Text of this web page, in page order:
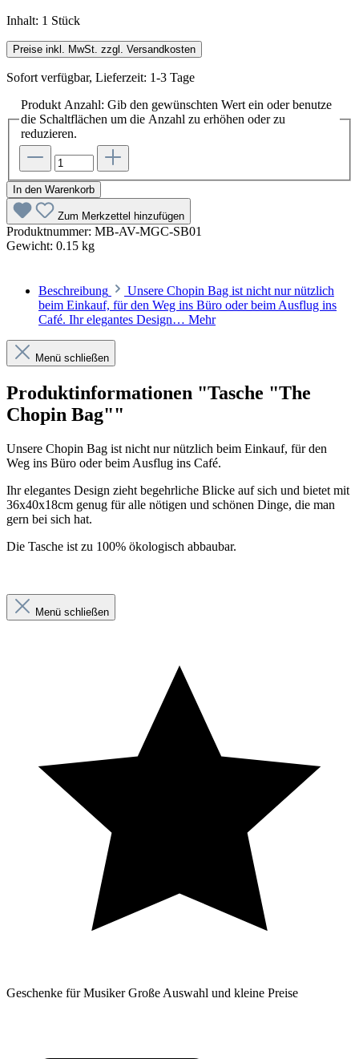
Inhalt: 1 Stück
Preise inkl. MwSt. zzgl. Versandkosten
Sofort verfügbar, Lieferzeit: 1-3 Tage
Produkt Anzahl: Gib den gewünschten Wert ein oder benutze
die Schaltflächen um die Anzahl zu erhöhen oder zu
reduzieren.
In den Warenkorb
Zum Merkzettel hinzufügen
Produktnummer: MB-AV-MGC-SB01
Gewicht: 0.15 kg
Beschreibung
Unsere Chopin Bag ist nicht nur nützlich
beim Einkauf, für den Weg ins Büro oder beim Ausflug ins
Café. Ihr elegantes Design… Mehr
Menü schließen
Produktinformationen "Tasche "The
Chopin Bag""
Unsere Chopin Bag ist nicht nur nützlich beim Einkauf, für den
Weg ins Büro oder beim Ausflug ins Café.
Ihr elegantes Design zieht begehrliche Blicke auf sich und bietet mit
36x40x18cm genug für alle nötigen und schönen Dinge, die man
gern bei sich hat.
Die Tasche ist zu 100% ökologisch abbaubar.
Menü schließen
Geschenke für Musiker Große Auswahl und kleine Preise